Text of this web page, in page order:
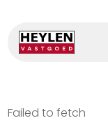
Failed to fetch